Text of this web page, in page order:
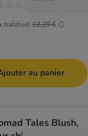
habituel12,29 €
au panier
Tales Blush,